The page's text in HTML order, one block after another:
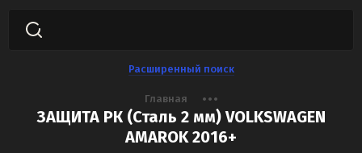
Расширенный поиск
Главная
ЗАЩИТА РК (Сталь 2 мм) VOLKSWAGEN
AMAROK 2016+